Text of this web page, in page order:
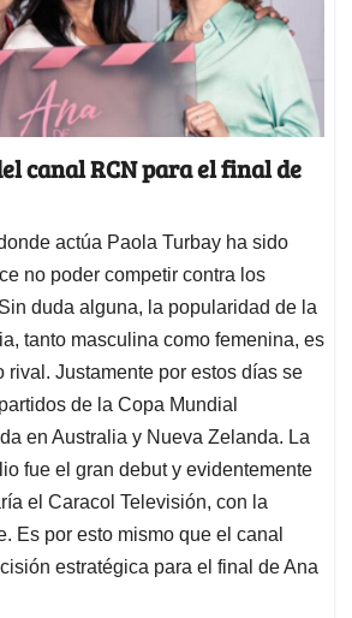
canal RCN para el final de
actúa Paola Turbay ha sido
no poder competir contra los
duda alguna, la popularidad de la
tanto masculina como femenina, es
rival. Justamente por estos días se
de la Copa Mundial
en Australia y Nueva Zelanda. La
fue el gran debut y evidentemente
el Caracol Televisión, con la
Es por esto mismo que el canal
estratégica para el final de Ana